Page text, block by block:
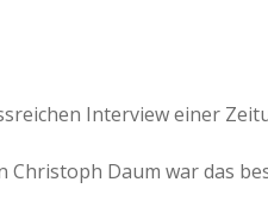
Interview einer
Christoph Daum war das